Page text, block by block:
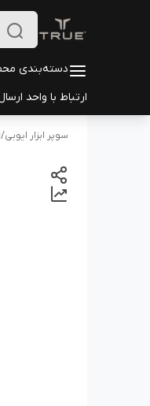
دسته‌بندی
ارتباط با واحد
سوپر ابزار ایوبی/